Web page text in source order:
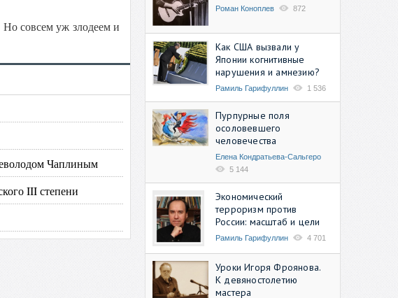
совсем уж злодеем и
Чаплиным
III степени
Роман Коноплев 872
Как США вызвали у
Японии когнитивные
нарушения и амнезию?
Рамиль Гарифуллин 1 536
Пурпурные поля
осоловевшего
человечества
Елена Кондратьева-Сальгеро
5 144
Экономический
терроризм против
России: масштаб и цели
Рамиль Гарифуллин 4 701
Уроки Игоря Фроянова.
К девяностолетию
мастера